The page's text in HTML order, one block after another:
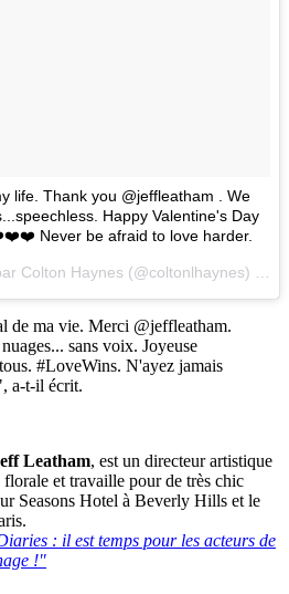
life. Thank you @jeffleatham . We
Happy Valentine's Day
Never be afraid to love harder.
Une publication partagée par Colton Haynes (@coltonlhaynes) le
de ma vie. Merci @jeffleatham.
sans voix. Joyeuse
#LoveWins. N'ayez jamais
a-t-il écrit.
Leatham, est un directeur artistique
et travaille pour de très chic
Seasons Hotel à Beverly Hills et le
: il est temps pour les acteurs de
!"